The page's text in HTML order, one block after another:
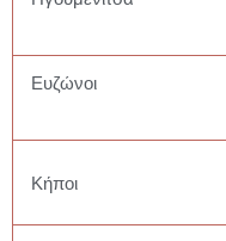
Ευζώνοι
Κήποι